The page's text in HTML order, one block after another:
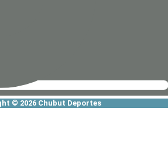
© 2026 Chubut Deportes